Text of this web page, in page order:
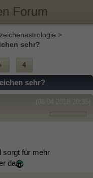
Forum
>
sehr?
4
sehr?
(08.04.2018 20:35)
sorgt für mehr
da